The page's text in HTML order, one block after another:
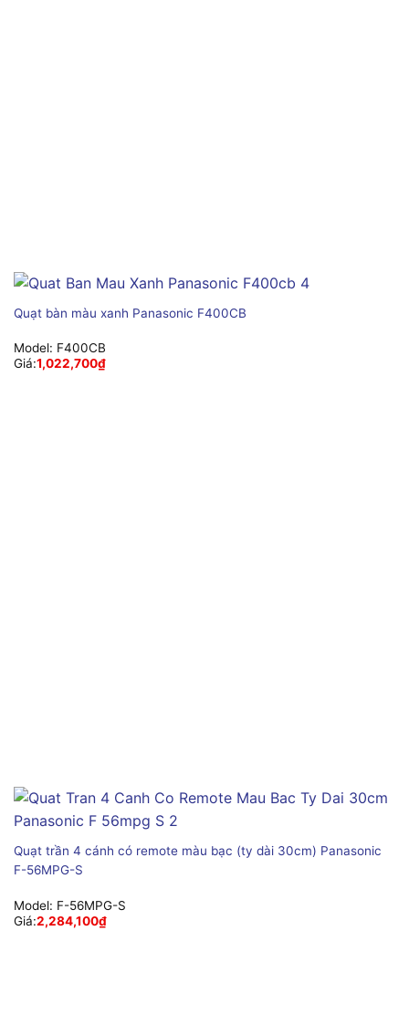
Quạt bàn màu xanh Panasonic F400CB
Model: F400CB
Giá:1,022,700₫
Quạt trần 4 cánh có remote màu bạc (ty dài 30cm) Panasonic
F-56MPG-S
Model: F-56MPG-S
Giá:2,284,100₫